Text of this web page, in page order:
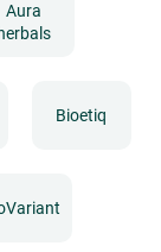
Aura
herbals
Bioetiq